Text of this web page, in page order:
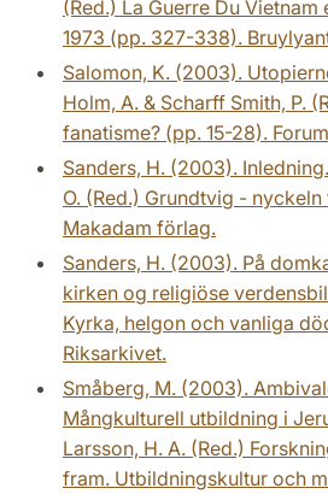
(Red.) La Guerre Du
1973 (pp. 327-338).
Salomon, K. (2003).
Holm, A. & Scharff Smith, P.
fanatisme? (pp. 15-28).
Sanders, H. (2003).
O. (Red.) Grundtvig - nyckeln
Makadam förlag.
Sanders, H. (2003). På
kirken og religiöse
Kyrka, helgon och vanliga
Riksarkivet.
Småberg, M. (2003).
Mångkulturell utbildning i
Larsson, H. A. (Red.)
fram. Utbildningskultur och